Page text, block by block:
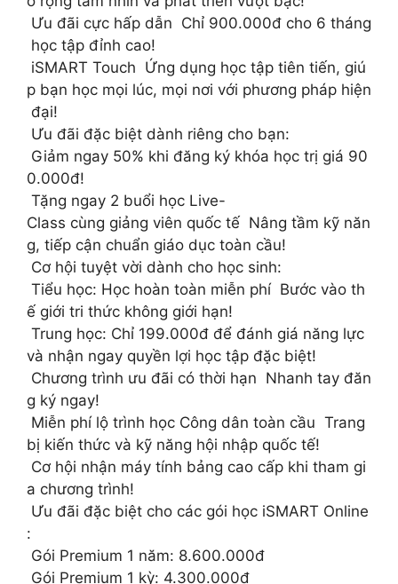
Ưu đãi cực hấp dẫn Chỉ 900.000đ cho 6 tháng
học tập đỉnh cao!
iSMART Touch Ứng dụng học tập tiên tiến, giú
p bạn học mọi lúc, mọi nơi với phương pháp hiện
đại!
Ưu đãi đặc biệt dành riêng cho bạn:
Giảm ngay 50% khi đăng ký khóa học trị giá 90
0.000đ!
Tặng ngay 2 buổi học Live-
Class cùng giảng viên quốc tế Nâng tầm kỹ năn
g, tiếp cận chuẩn giáo dục toàn cầu!
Cơ hội tuyệt vời dành cho học sinh:
Tiểu học: Học hoàn toàn miễn phí Bước vào th
ế giới tri thức không giới hạn!
Trung học: Chỉ 199.000đ để đánh giá năng lực
và nhận ngay quyền lợi học tập đặc biệt!
Chương trình ưu đãi có thời hạn Nhanh tay đăn
g ký ngay!
Miễn phí lộ trình học Công dân toàn cầu Trang
bị kiến thức và kỹ năng hội nhập quốc tế!
Cơ hội nhận máy tính bảng cao cấp khi tham gi
a chương trình!
Ưu đãi đặc biệt cho các gói học iSMART Online
:
Gói Premium 1 năm: 8.600.000đ
Gói Premium 1 kỳ: 4.300.000đ